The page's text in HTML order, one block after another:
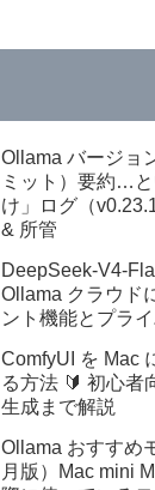
Ollama バージョ
ミット）要約…
け」ログ（
& 所管
DeepSeek-V4-
Ollama クラウド
ント機能とプラ
ComfyUI を Mac
る方法 🔰 初心者
生成まで解説
Ollama おすすめ
月版）Mac mini